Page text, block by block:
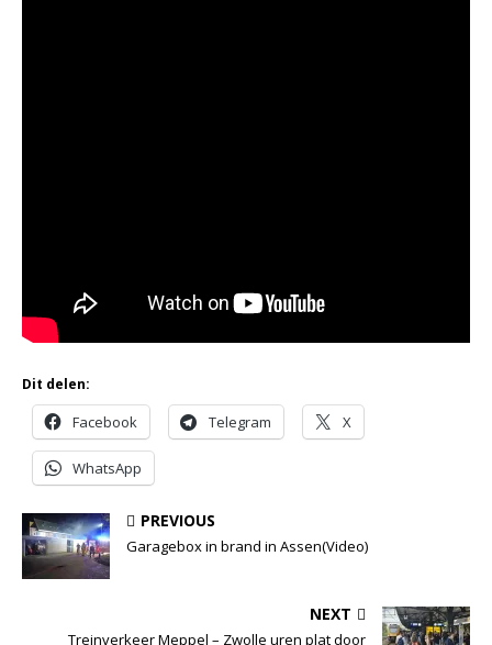
Dit delen:
Facebook Telegram X
WhatsApp
PREVIOUS
Garagebox in brand in Assen(Video)
NEXT
Treinverkeer Meppel – Zwolle uren plat door